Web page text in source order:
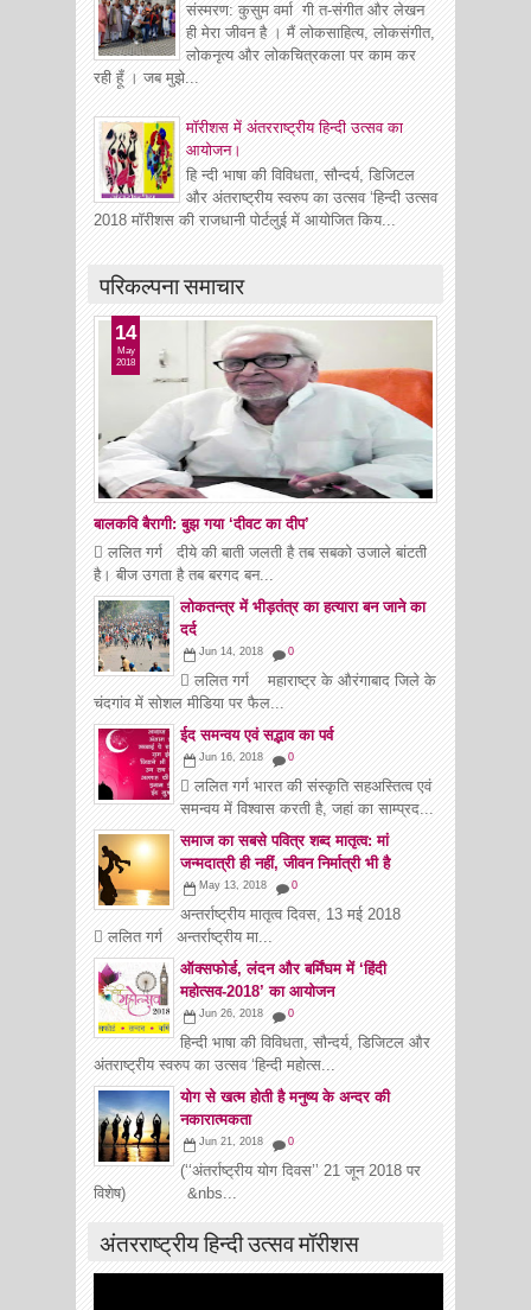
संस्मरण: कुसुम वर्मा गी त-संगीत और लेखन
ही मेरा जीवन है । मैं लोकसाहित्य, लोकसंगीत,
लोकनृत्य और लोकचित्रकला पर काम कर
रही हूँ । जब मुझे...
मॉरीशस में अंतरराष्ट्रीय हिन्दी उत्सव का
आयोजन।
हि न्दी भाषा की विविधता, सौन्दर्य, डिजिटल
और अंतराष्ट्रीय स्वरुप का उत्सव ‘हिन्दी उत्सव
2018 मॉरीशस की राजधानी पोर्टलुई में आयोजित किय...
परिकल्पना समाचार
बालकवि बैरागी: बुझ गया ‘दीवट का दीप’
14
May
2018
 ललित गर्ग दीये की बाती जलती है तब सबको उजाले बांटती
है। बीज उगता है तब बरगद बन...
लोकतन्त्र में भीड़तंत्र का हत्यारा बन जाने का
दर्द
Jun 14, 2018 0
 ललित गर्ग महाराष्ट्र के औरंगाबाद जिले के
चंदगांव में सोशल मीडिया पर फैल...
ईद समन्वय एवं सद्भाव का पर्व
Jun 16, 2018 0
 ललित गर्ग भारत की संस्कृति सहअस्तित्व एवं
समन्वय में विश्वास करती है, जहां का साम्प्रद...
समाज का सबसे पवित्र शब्द मातृत्व: मां
जन्मदात्री ही नहीं, जीवन निर्मात्री भी है
May 13, 2018 0
अन्तर्राष्ट्रीय मातृत्व दिवस, 13 मई 2018
 ललित गर्ग अन्तर्राष्ट्रीय मा...
ऑक्सफोर्ड, लंदन और बर्मिंघम में ‘हिंदी
महोत्सव-2018’ का आयोजन
Jun 26, 2018 0
हिन्दी भाषा की विविधता, सौन्दर्य, डिजिटल और
अंतराष्ट्रीय स्वरुप का उत्सव ‘हिन्दी महोत्स...
योग से खत्म होती है मनुष्य के अन्दर की
नकारात्मकता
Jun 21, 2018 0
(‘‘अंतर्राष्ट्रीय योग दिवस’’ 21 जून 2018 पर
विशेष) &nbs...
अंतरराष्ट्रीय हिन्दी उत्सव मॉरीशस